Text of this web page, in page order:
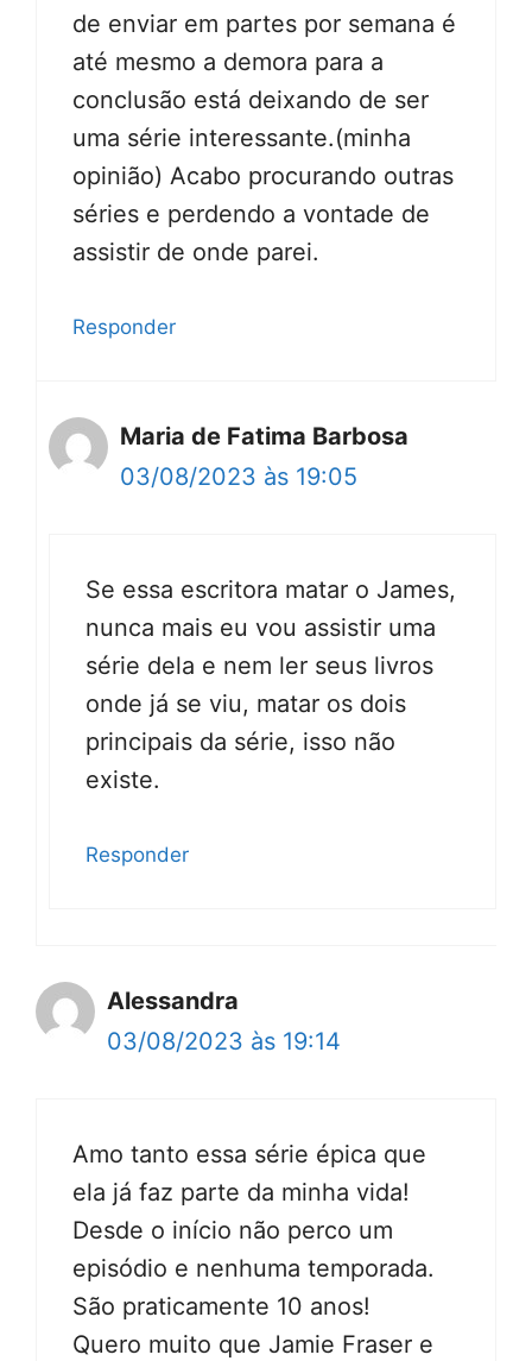
de enviar em partes por semana é
até mesmo a demora para a
conclusão está deixando de ser
uma série interessante.(minha
opinião) Acabo procurando outras
séries e perdendo a vontade de
assistir de onde parei.
Responder
Maria de Fatima Barbosa
03/08/2023 às 19:05
Se essa escritora matar o James,
nunca mais eu vou assistir uma
série dela e nem ler seus livros
onde já se viu, matar os dois
principais da série, isso não
existe.
Responder
Alessandra
03/08/2023 às 19:14
Amo tanto essa série épica que
ela já faz parte da minha vida!
Desde o início não perco um
episódio e nenhuma temporada.
São praticamente 10 anos!
Quero muito que Jamie Fraser e